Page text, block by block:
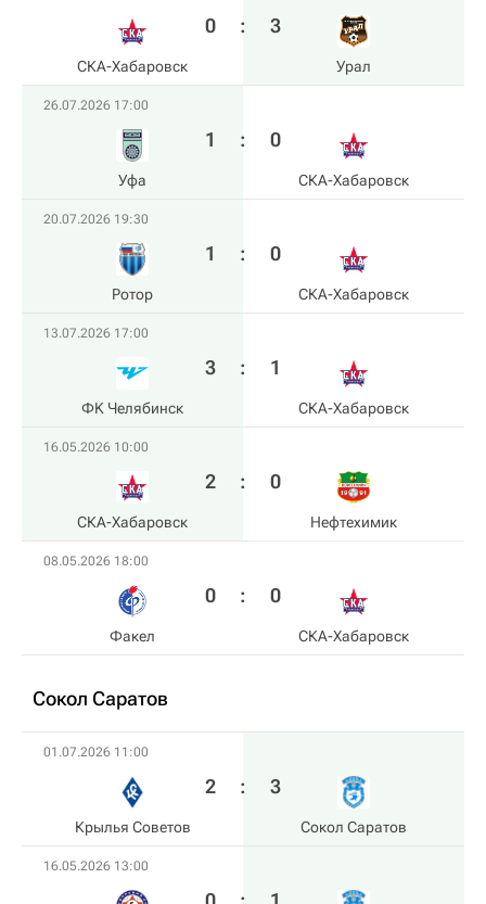
СКА-Хабаровск
0 : 3
Урал
26.07.2026 17:00
Уфа
1 : 0
СКА-Хабаровск
20.07.2026 19:30
Ротор
1 : 0
СКА-Хабаровск
13.07.2026 17:00
ФK Челябинск
3 : 1
СКА-Хабаровск
16.05.2026 10:00
СКА-Хабаровск
2 : 0
Нефтехимик
08.05.2026 18:00
Факел
0 : 0
СКА-Хабаровск
Сокол Саратов
01.07.2026 11:00
Крылья Советов
2 : 3
Сокол Саратов
16.05.2026 13:00